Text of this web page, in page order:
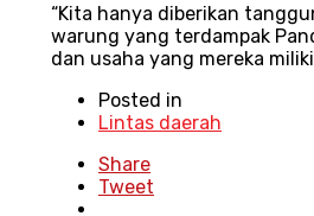
“Kita hanya diberikan
warung yang terdampak
dan usaha yang mereka
Posted in
Lintas daerah
Share
Tweet